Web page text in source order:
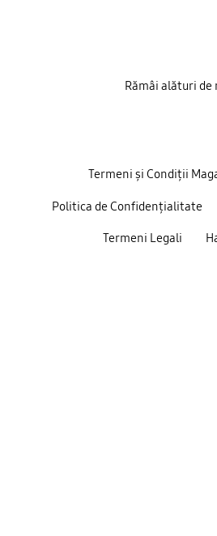
Termeni și Condiții
Politica de Confidențialitate
Termeni Legali
Rămâi alături de